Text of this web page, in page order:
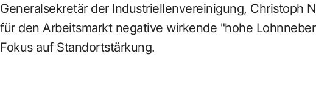
Generalsekretär der Industriellenvereinigung, Christoph
für den Arbeitsmarkt negative wirkende "hohe
Fokus auf Standortstärkung.